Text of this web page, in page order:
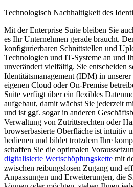
Technologisch Nachhaltigkeit des
Mit der Enterprise Suite bleiben Sie
es Ihr Unternehmen gerade braucht.
konfigurierbaren Schnittstellen und
Technologien und IT-Systeme an und
unverändert vielfältig. Sie entscheiden
Identitätsmanagement (IDM) in
eigenen Cloud oder On-Premise
Suite verfügt über ein flexibles
aufgebaut, damit wächst Sie jederzeit
und ist ggf. sogar in anderen
Verwaltung von Zutrittsrechten oder
browserbasierte Oberfläche ist intuitiv
bedienen und bildet trotzdem Ihre
schaffen Sie die optimalen
digitalisierte Wertschöpfungskette mit
zwischen reibungslosen Zugang und
Anpassungen und Erweiterungen, die